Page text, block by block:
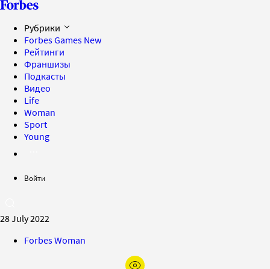
Рубрики
Forbes Games New
Рейтинги
Франшизы
Подкасты
Видео
Life
Woman
Sport
Young
Войти
28 July 2022
Forbes Woman